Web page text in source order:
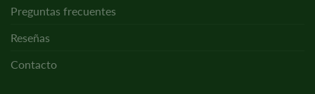
Preguntas frecuentes
Reseñas
Contacto